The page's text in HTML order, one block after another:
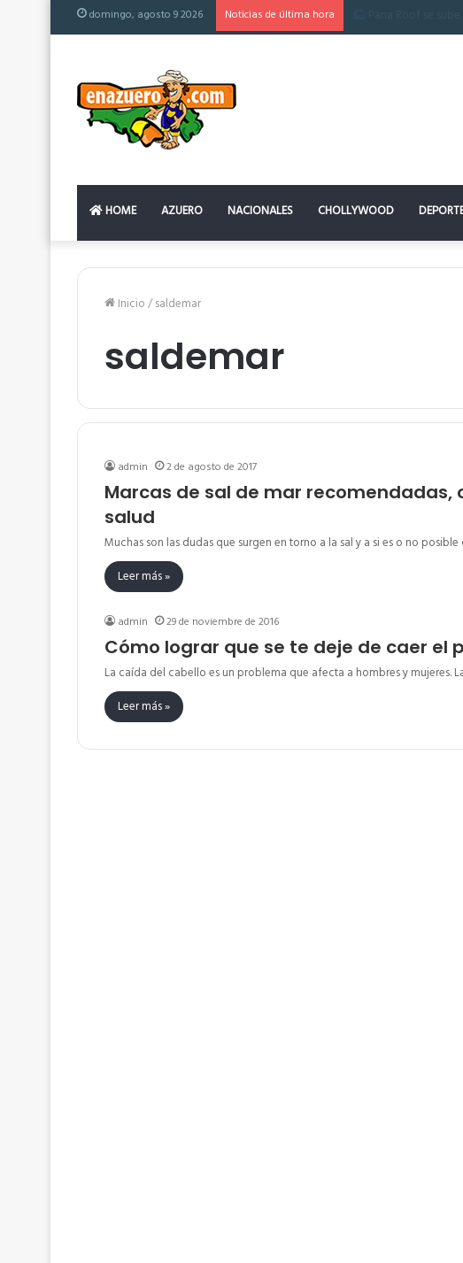
domingo, agosto 9 2026 Noticias de última hora
HOME AZUERO NACIONALES CHOLLYWOOD
Inicio/saldemar
saldemar
admin 2 de agosto de 2017
Marcas de sal de mar recomendadas,
salud
Muchas son las dudas que surgen en torno a la sal y a si es o no
Leer más »
admin 29 de noviembre de 2016
Cómo lograr que se te deje de caer el
La caída del cabello es un problema que afecta a hombres y mujeres.
Leer más »